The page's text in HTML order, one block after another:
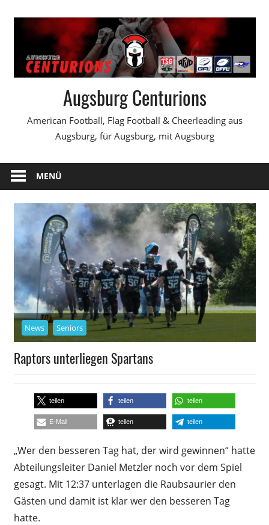
Augsburg Centurions
American Football, Flag Football & Cheerleading aus
Augsburg, für Augsburg, mit Augsburg
MENÜ
News Seniors
Raptors unterliegen Spartans
teilen teilen teilen
E-Mail teilen teilen
„Wer den besseren Tag hat, der wird gewinnen“ hatte
Abteilungsleiter Daniel Metzler noch vor dem Spiel
gesagt. Mit 12:37 unterlagen die Raubsaurier den
Gästen und damit ist klar wer den besseren Tag
hatte.